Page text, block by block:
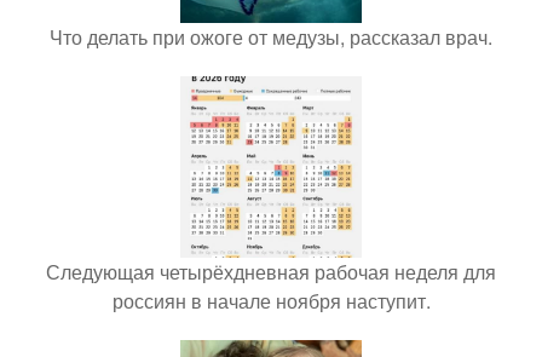
Что делать при ожоге от медузы, рассказал врач.
Следующая четырёхдневная рабочая неделя для
россиян в начале ноября наступит.